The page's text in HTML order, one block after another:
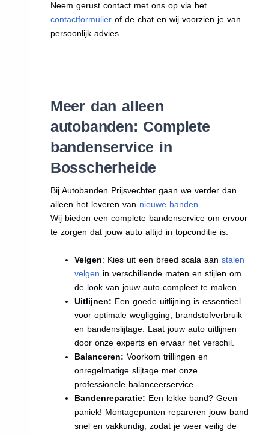
Neem gerust contact met ons op via het
contactformulierof de chat en wij voorzien je van
persoonlijk advies.
Meer dan alleen
autobanden: Complete
bandenservice in
Bosscherheide
Bij Autobanden Prijsvechter gaan we verder dan
alleen het leveren van nieuwe banden.
Wij bieden een complete bandenservice om ervoor
te zorgen dat jouw auto altijd in topconditie is.
Velgen: Kies uit een breed scala aan stalen
velgen in verschillende maten en stijlen om
de look van jouw auto compleet te maken.
Uitlijnen: Een goede uitlijning is essentieel
voor optimale wegligging, brandstofverbruik
en bandenslijtage. Laat jouw auto uitlijnen
door onze experts en ervaar het verschil.
Balanceren: Voorkom trillingen en
onregelmatige slijtage met onze
professionele balanceerservice.
Bandenreparatie: Een lekke band? Geen
paniek! Montagepunten repareren jouw band
snel en vakkundig, zodat je weer veilig de